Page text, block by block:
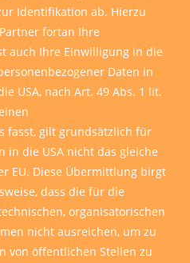
Identifikation ab. Hierzu
fortan Ihre
auch Ihre Einwilligung in die
Daten in
USA, nach Art. 49 Abs. 1 lit.
fasst, gilt grundsätzlich für
in die USA nicht das gleiche
EU. Diese Übermittlung birgt
dass die für die
organisatorischen
nicht ausreichen, um zu
von öffentlichen Stellen zu